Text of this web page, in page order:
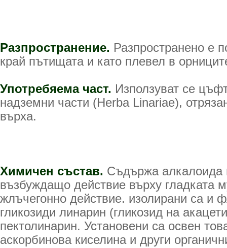
Разпространение. Разпространено е
край пътищата и като плевел в
Употребяема част. Използуват се
надземни части (Herba Linariae),
върха.
Химичен състав. Съдържа алкалоида
възбуждащо действие върху гладката
жлъчегонно действие. изолирани са и
гликозиди линарин (гликозид на
пектолинарин. Установени са освен
аскорбинова киселина и други